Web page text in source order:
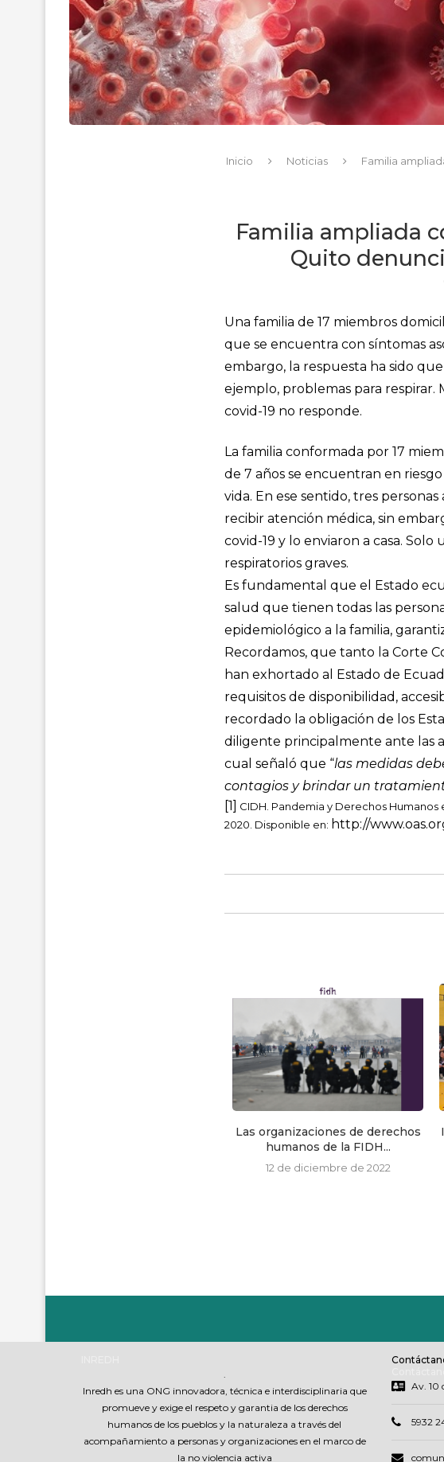
Inicio Noticias
Familia
Familia ampliada
Quito
Una familia de 17 miembros
que se encuentra con síntomas
embargo, la respuesta ha sido
ejemplo, problemas para respirar.
covid-19 no responde.
La familia conformada por 17
de 7 años se encuentran en
vida. En ese sentido, tres
recibir atención médica, sin
covid-19 y lo enviaron a casa.
respiratorios graves.
Es fundamental que el Estado
salud que tienen todas las
epidemiológico a la familia,
Recordamos, que tanto la Corte
han exhortado al Estado de
requisitos de disponibilidad,
recordado la obligación de los
diligente principalmente ante las
cual señaló que “las medidas
contagios y brindar un
[1] CIDH. Pandemia y Derechos Humanos
2020. Disponible en: http://
Las organizaciones de derechos
humanos de la FIDH...
12 de diciembre de 2022
Inredh es una ONG innovadora, técnica e interdisciplinaria que
promueve y exige el respeto y garantia de los derechos
humanos de los pueblos y la naturaleza a través del
acompañamiento a personas y organizaciones en el marco de
la no violencia activa
Av. 10
5932